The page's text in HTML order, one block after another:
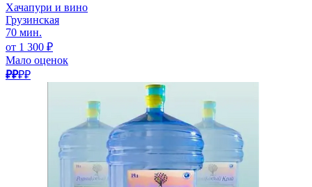
Хачапури и вино
Грузинская
70 мин.
от 1 300 ₽
Мало оценок
₽₽₽₽